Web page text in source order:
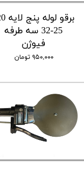
25-32 سه طرفه
فیوژن
۹۵۰,۰۰۰ تومان